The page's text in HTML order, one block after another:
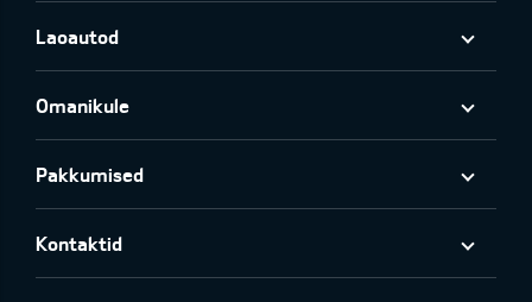
Laoautod
Omanikule
Pakkumised
Kontaktid